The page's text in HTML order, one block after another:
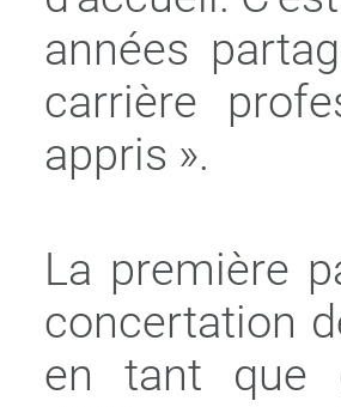
années
carrière
appris ».
La première
concertation
en tant que